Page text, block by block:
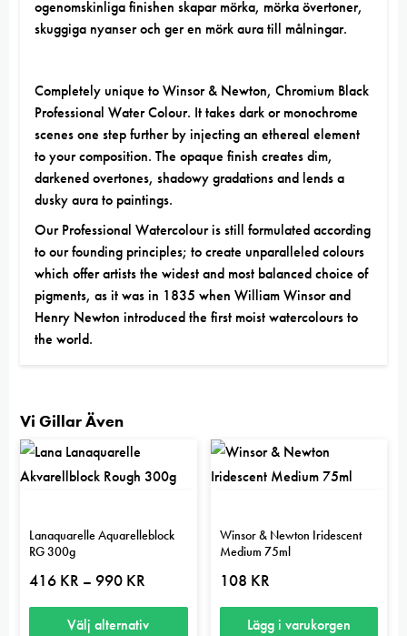
ogenomskinliga finishen skapar mörka, mörka övertoner,
skuggiga nyanser och ger en mörk aura till målningar.
Completely unique toWinsor & Newton, Chromium Black
Professional Water Colour. It takes dark or monochrome
scenes one step further by injecting an ethereal element
to your composition. The opaque finish creates dim,
darkened overtones, shadowy gradations and lends a
dusky aura to paintings.
Our Professional Watercolour is still formulated according
to our founding principles; to create unparalleled colours
which offer artists the widest and most balanced choice of
pigments, as it was in 1835 when William Winsor and
Henry Newton introduced the first moist watercolours to
the world.
Vi Gillar Även
Lanaquarelle Aquarelleblock
RG 300g
416 KR – 990 KR
till
990 kr
Välj alternativ
Winsor & Newton Iridescent
Medium 75ml
108 KR
Lägg i varukorgen